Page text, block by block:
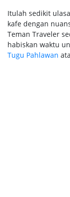
Itulah sedikit
kafe dengan
Teman Traveler
habiskan waktu
Tugu Pahlawan